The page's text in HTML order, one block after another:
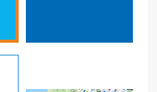
hotel i hotel-aerodrom. -
usluge u hotelu, prema
predstavnika na